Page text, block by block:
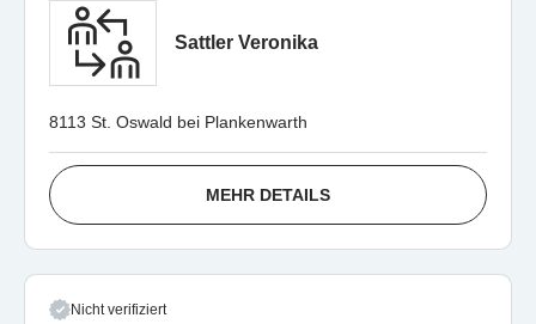
Sattler Veronika
8113 St. Oswald bei Plankenwarth
MEHR DETAILS
Nicht verifiziert